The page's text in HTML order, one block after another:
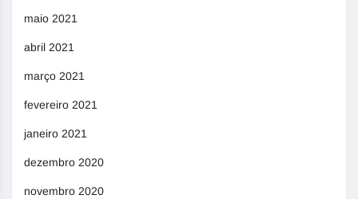
maio 2021
abril 2021
março 2021
fevereiro 2021
janeiro 2021
dezembro 2020
novembro 2020